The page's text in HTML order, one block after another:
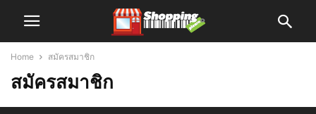
Home สมัครสมาชิก
สมัครสมาชิก